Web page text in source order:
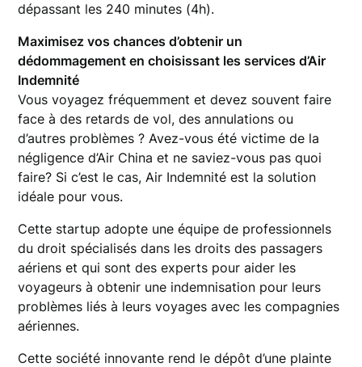
dépassant les 240 minutes (4h).
Maximisez vos chances d’obtenir un
dédommagement en choisissant les services d’Air
Indemnité
Vous voyagez fréquemment et devez souvent faire
face à des retards de vol, des annulations ou
d’autres problèmes ? Avez-vous été victime de la
négligence d’Air China et ne saviez-vous pas quoi
faire? Si c’est le cas, Air Indemnité est la solution
idéale pour vous.
Cette startup adopte une équipe de professionnels
du droit spécialisés dans les droits des passagers
aériens et qui sont des experts pour aider les
voyageurs à obtenir une indemnisation pour leurs
problèmes liés à leurs voyages avec les compagnies
aériennes.
Cette société innovante rend le dépôt d’une plainte